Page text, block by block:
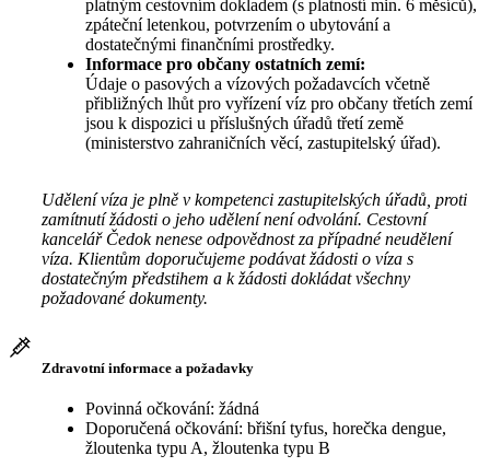
platným cestovním dokladem (s platností min. 6 měsíců),
zpáteční letenkou, potvrzením o ubytování a
dostatečnými finančními prostředky.
Informace pro občany ostatních zemí:
Údaje o pasových a vízových požadavcích včetně
přibližných lhůt pro vyřízení víz pro občany třetích zemí
jsou k dispozici u příslušných úřadů třetí země
(ministerstvo zahraničních věcí, zastupitelský úřad).
Udělení víza je plně v kompetenci zastupitelských úřadů, proti
zamítnutí žádosti o jeho udělení není odvolání. Cestovní
kancelář Čedok nenese odpovědnost za případné neudělení
víza. Klientům doporučujeme podávat žádosti o víza s
dostatečným předstihem a k žádosti dokládat všechny
požadované dokumenty.
Zdravotní informace a požadavky
Povinná očkování: žádná
Doporučená očkování: břišní tyfus, horečka dengue,
žloutenka typu A, žloutenka typu B